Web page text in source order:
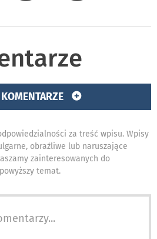
KOMENTARZE
za treść wpisu. Wpisy
obraźliwe lub naruszające
zainteresowanych do
temat.